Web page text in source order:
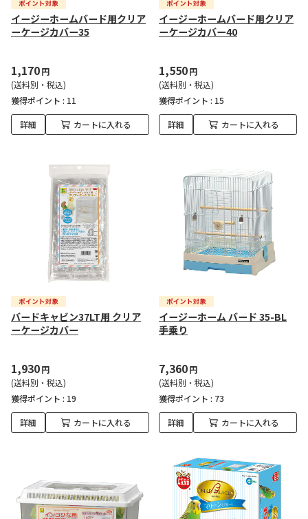
イージーホームバード用クリア
ーケージカバー35
1,170円
(送料別・税込)
獲得ポイント : 11
詳細 カートに入れる
イージーホームバード用クリア
ーケージカバー40
1,550円
(送料別・税込)
獲得ポイント : 15
詳細 カートに入れる
バードキャビン37LT用 クリア
ーケージカバー
1,930円
(送料別・税込)
獲得ポイント : 19
詳細 カートに入れる
イージーホーム バード 35-BL
手乗り
7,360円
(送料別・税込)
獲得ポイント : 73
詳細 カートに入れる